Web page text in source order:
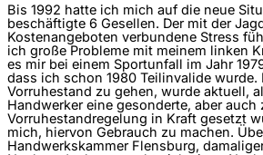
Bis 1992 hatte ich mich auf die neue
beschäftigte 6 Gesellen. Der mit der
Kostenangeboten verbundene Stress
ich große Probleme mit meinem linken
es mir bei einem Sportunfall im Jahr
dass ich schon 1980 Teilinvalide wurde.
Vorruhestand zu gehen, wurde aktuell,
Handwerker eine gesonderte, aber
Vorruhestandregelung in Kraft gesetzt
mich, hiervon Gebrauch zu machen.
Handwerkskammer Flensburg,